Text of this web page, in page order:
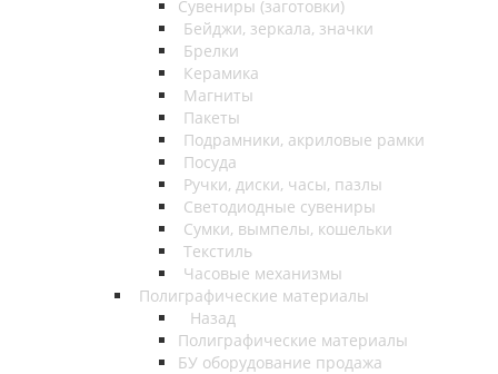
Сувениры (заготовки)
Бейджи, зеркала, значки
Брелки
Керамика
Магниты
Пакеты
Подрамники, акриловые рамки
Посуда
Ручки, диски, часы, пазлы
Светодиодные сувениры
Сумки, вымпелы, кошельки
Текстиль
Часовые механизмы
Полиграфические материалы
Назад
Полиграфические материалы
БУ оборудование продажа